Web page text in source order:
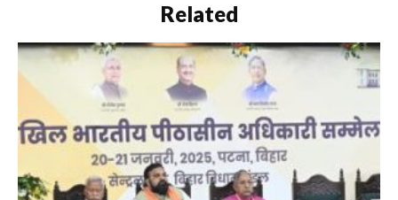
Related